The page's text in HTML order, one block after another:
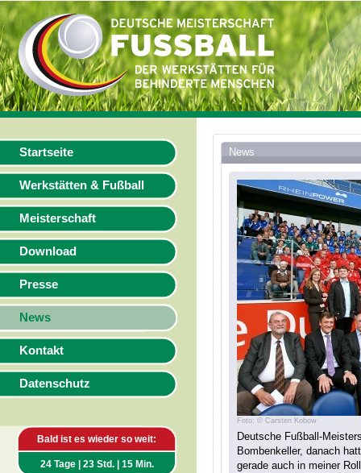
Startseite
Werkstätten & Fußball
Meisterschaft
Download
Presse
News
Kontakt
Datenschutz
Bald ist es wieder so weit:
24 Tage | 23 Std. | 15 Min.
News
Foto: © Carsten Kobow
Deutsche Fußball-
Bombenkeller, danach
gerade auch in meiner